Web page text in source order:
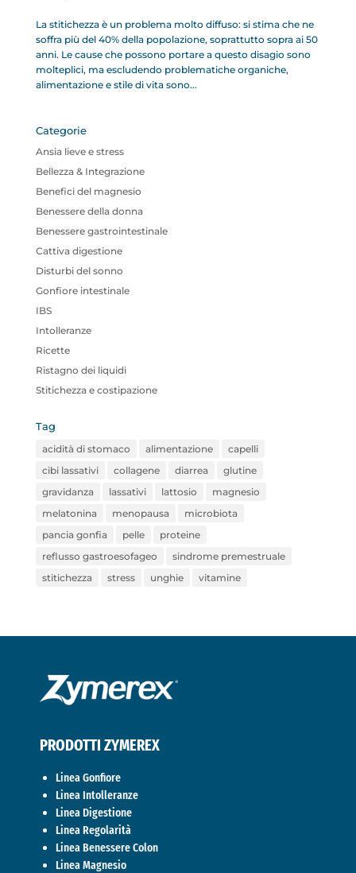
La stitichezza è un problema molto diffuso: si stima che ne
soffra più del 40% della popolazione, soprattutto sopra ai 50
anni. Le cause che possono portare a questo disagio sono
molteplici, ma escludendo problematiche organiche,
alimentazione e stile di vita sono...
Categorie
Ansia lieve e stress
Bellezza & Integrazione
Benefici del magnesio
Benessere della donna
Benessere gastrointestinale
Cattiva digestione
Disturbi del sonno
Gonfiore intestinale
IBS
Intolleranze
Ricette
Ristagno dei liquidi
Stitichezza e costipazione
Tag
acidità di stomaco alimentazione
capelli
cibi lassativi
collagene diarrea
glutine
gravidanza
lassativi lattosio
magnesio
melatonina
menopausa
microbiota
pancia gonfia
pelle
proteine
reflusso gastroesofageo
sindrome premestruale
stitichezza
stress unghie vitamine
PRODOTTI ZYMEREX
Linea Gonfiore
Linea Intolleranze
Linea Digestione
Linea Regolarità
Linea Benessere Colon
Linea Magnesio